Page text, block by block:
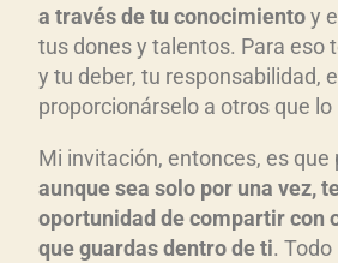
a través de tu conocimientoy
tus dones y talentos. Para eso
y tu deber, tu responsabilidad,
proporcionárselo a otros que lo
Mi invitación, entonces, es que
aunque sea solo por una vez,
oportunidad de compartir con
que guardas dentro de ti.